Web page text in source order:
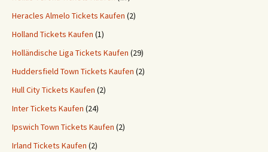
Heracles Almelo Tickets Kaufen (2)
Holland Tickets Kaufen (1)
Holländische Liga Tickets Kaufen (29)
Huddersfield Town Tickets Kaufen (2)
Hull City Tickets Kaufen (2)
Inter Tickets Kaufen (24)
Ipswich Town Tickets Kaufen (2)
Irland Tickets Kaufen (2)